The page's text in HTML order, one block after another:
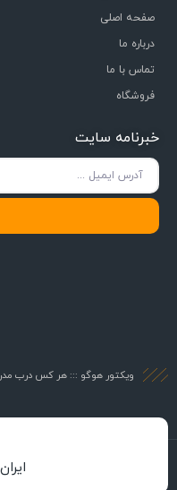
صفحه اصلی
درباره ما
تماس با ما
فروشگاه
خبرنامه سایت
ویکتور هوگو ::: هر کس درب